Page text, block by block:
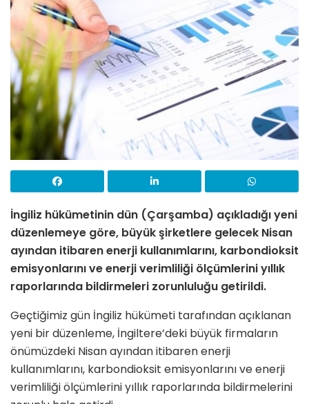
İngiliz hükümetinin dün (Çarşamba) açıkladığı yeni
düzenlemeye göre, büyük şirketlere gelecek Nisan
ayından itibaren enerji kullanımlarını, karbondioksit
emisyonlarını ve enerji verimliliği ölçümlerini yıllık
raporlarında bildirmeleri zorunluluğu getirildi.
Geçtiğimiz gün İngiliz hükümeti tarafından açıklanan
yeni bir düzenleme, İngiltere’deki büyük firmaların
önümüzdeki Nisan ayından itibaren enerji
kullanımlarını, karbondioksit emisyonlarını ve enerji
verimliliği ölçümlerini yıllık raporlarında bildirmelerini